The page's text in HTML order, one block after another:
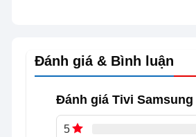
Tivi Samsung Smart QLED AI
Samsung, mang đến trải
75 inch phù hợp phòng khách
ảnh, thể thao và các chương
Đánh giá & Bình luận
Đánh giá Tivi Samsung
5